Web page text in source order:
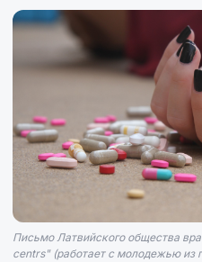
Письмо Латвийского общества
centrs" (работает с молодежью из